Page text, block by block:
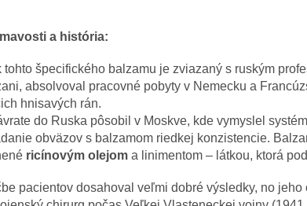
a história:
tohto špecifického balzamu je zviazaný s ruským
absolvoval pracovné pobyty v Nemecku a
hnisavých rán.
do Ruska pôsobil v Moskve, kde vymyslel
obväzov s balzamom riedkej konzistencie.
ricínovým olejom a linimentom – látkou, ktorá
pacientov dosahoval veľmi dobré výsledky, no